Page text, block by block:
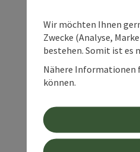
Wir möchten Ihnen
Zwecke (Analyse,
bestehen. Somit ist es
Nähere Informationen
können.